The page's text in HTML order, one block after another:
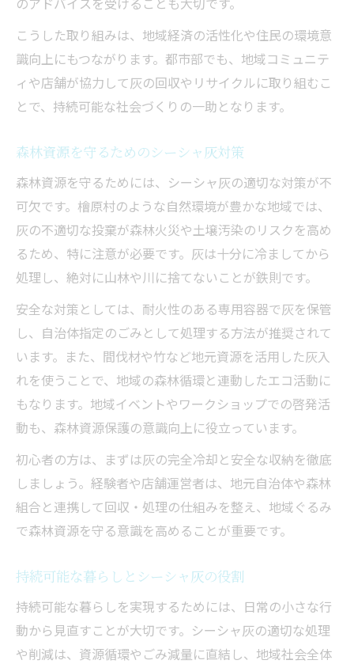
こうした取り組みは、地域経済の活性化や住民の環境意
識向上にもつながります。都市部でも、地域コミュニテ
ィや店舗が協力して灰の回収やリサイクルに取り組むこ
とで、持続可能な社会づくりの一助となります。
森林資源を守るためのシーシャ灰対策
森林資源を守るためには、シーシャ灰の適切な対策が不
可欠です。檜原村のような自然環境が豊かな地域では、
灰の不適切な投棄が森林火災や土壌汚染のリスクを高め
るため、特に注意が必要です。灰は十分に冷ましてから
処理し、絶対に山林や川に捨てないことが鉄則です。
安全な対策としては、耐火性のある専用容器で灰を保管
し、自治体指定のごみとして処理する方法が推奨されて
います。また、間伐材や竹など地元資源を活用した灰入
れを使うことで、地域の森林循環と連動したエコ活動に
もなります。地域イベントやワークショップでの啓発活
動も、森林資源保護の意識向上に役立っています。
初心者の方は、まずは灰の完全冷却と安全な収納を徹底
しましょう。経験者や店舗運営者は、地元自治体や森林
組合と連携して回収・処理の仕組みを整え、地域ぐるみ
で森林資源を守る意識を高めることが重要です。
持続可能な暮らしとシーシャ灰の役割
持続可能な暮らしを実現するためには、日常の小さな行
動から見直すことが大切です。シーシャ灰の適切な処理
や削減は、資源循環やごみ減量に直結し、地域社会全体